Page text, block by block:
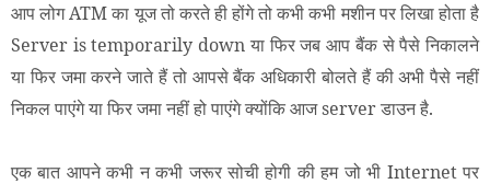
आप लोग ATM का यूज तो करते ही होंगे तो कभी कभी मशीन पर लिखा होता है
Server is temporarily down या फिर जब आप बैंक से पैसे निकालने
या फिर जमा करने जाते हैं तो आपसे बैंक अधिकारी बोलते हैं की अभी पैसे नहीं
निकल पाएंगे या फिर जमा नहीं हो पाएंगे क्योंकि आज server डाउन है.
एक बात आपने कभी न कभी जरूर सोची होगी की हम जो भी Internet पर